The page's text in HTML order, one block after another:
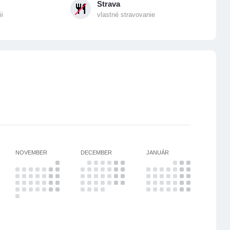
Strava
vlastné stravovanie
NOVEMBER DECEMBER JANUÁR